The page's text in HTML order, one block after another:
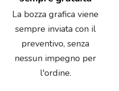
La bozza grafica viene
sempre inviata con il
preventivo, senza
nessun impegno per
l'ordine.